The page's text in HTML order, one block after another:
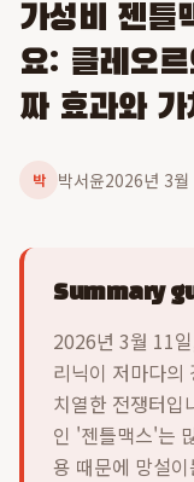
가성비 젠틀
요: 클레오
짜 효과와 가
박 박서윤2026년 3월
Summary
2026년 3월 11
리닉이 저마다의
치열한 전쟁터입
인 '젠틀맥스'는
용 때문에 망설